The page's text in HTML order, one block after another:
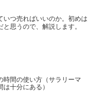
いつ売ればいいのか。初めは
思うので、解説します。
時間の使い方（サラリーマ
は十分にある）